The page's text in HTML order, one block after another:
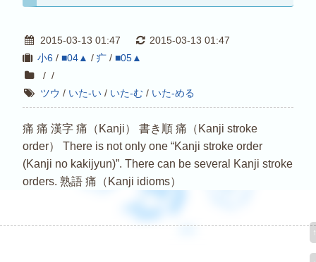
2015-03-13 01:47
2015-03-13 01:47
小6 / ■04▲ / 疒/ ■05▲
/ /
ツウ / いた-い / いた-む / いた-める
痛 痛 漢字 痛（Kanji） 書き順 痛（Kanji stroke
order） There is not only one “Kanji stroke order
(Kanji no kakijyun)”. There can be several Kanji stroke
orders. 熟語 痛（Kanji idioms）
↑